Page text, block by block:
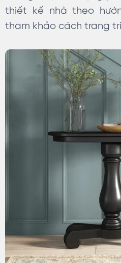
thiết kế nhà theo
tham khảo cách trang